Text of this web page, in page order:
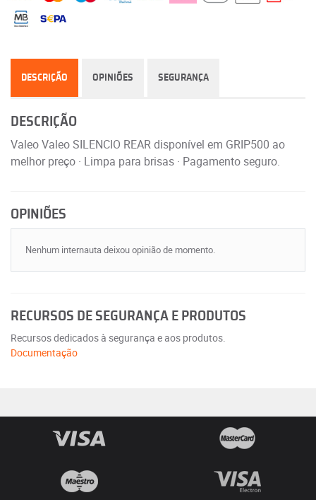
DESCRIÇÃO OPINIÕES SEGURANÇA
DESCRIÇÃO
Valeo Valeo SILENCIO REAR disponível em GRIP500 ao
melhor preço · Limpa para brisas · Pagamento seguro.
OPINIÕES
Nenhum internauta deixou opinião de momento.
RECURSOS DE SEGURANÇA E PRODUTOS
Recursos dedicados à segurança e aos produtos.
Documentação